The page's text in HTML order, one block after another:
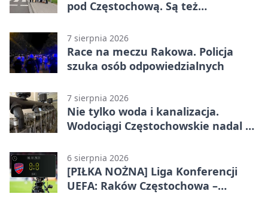
pod Częstochową. Są też
7 sierpnia 2026
Race na meczu Rakowa. Policja
szuka osób odpowiedzialnych
7 sierpnia 2026
Nie tylko woda i kanalizacja.
Wodociągi Częstochowskie nadal w
6 sierpnia 2026
[PIŁKA NOŻNA] Liga Konferencji
UEFA: Raków Częstochowa –